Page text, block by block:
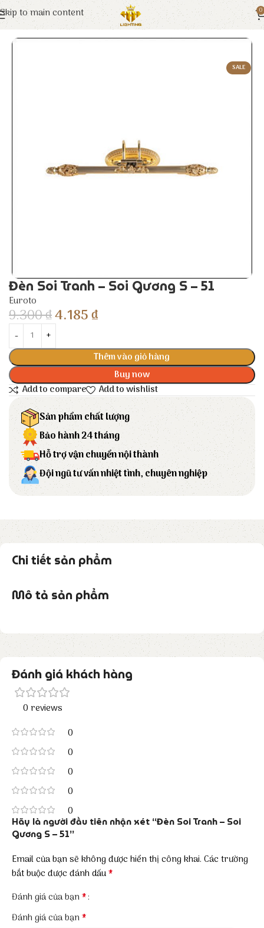
Skip to main content 0
Trang chủ Euroto Đèn Trang Trí
SALE
Đèn Soi Tranh – Soi Gương S – 51
Euroto
9.300₫4.185₫
Thêm vào giỏ hàng
Buy now
Add to compare
Add to wishlist
Sản phẩm chất lượng
Bảo hành 24 tháng
Hỗ trợ vận chuyển nội thành
Đội ngũ tư vấn nhiệt tình, chuyên nghiệp
Chi tiết sản phẩm
Mô tả sản phẩm
Đánh giá khách hàng
0 reviews
0
0
0
0
0
Hãy là người đầu tiên nhận xét “Đèn Soi Tranh – Soi
Gương S – 51”
Email của bạn sẽ không được hiển thị công khai. Các trường
bắt buộc được đánh dấu*
Đánh giá của bạn*
Đánh giá của bạn*